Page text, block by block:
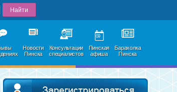
Новости
Пинска
Консультации
специалистов
09
Пинская
афиша
Барахолка
Пинска
в каталог